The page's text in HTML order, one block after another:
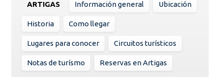
ARTIGAS Información general Ubicación
Historia Como llegar
Lugares para conocer Circuitos turísticos
Notas de turísmo Reservas en Artigas